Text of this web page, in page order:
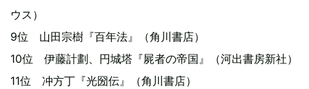
ウス）
9位 山田宗樹『百年法』（角川書店）
10位 伊藤計劃、円城塔『屍者の帝国』（河出書房新社）
11位 冲方丁『光圀伝』（角川書店）